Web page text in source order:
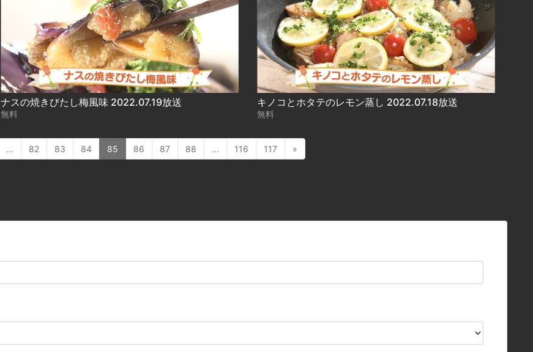
ナスの焼きびたし梅風味 2022.07.19放送
無料
キノコとホタテのレモン蒸し 2022.07.18放送
無料
... 82 83 84 85 86 87 88 ... 116 117 »